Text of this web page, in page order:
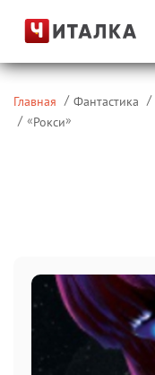
Главная Фантастика
«Рокси»